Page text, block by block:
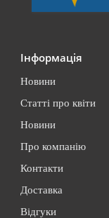
Інформація
Новини
Статті про квіти
Новини
Про компанію
Контакти
Доставка
Відгуки